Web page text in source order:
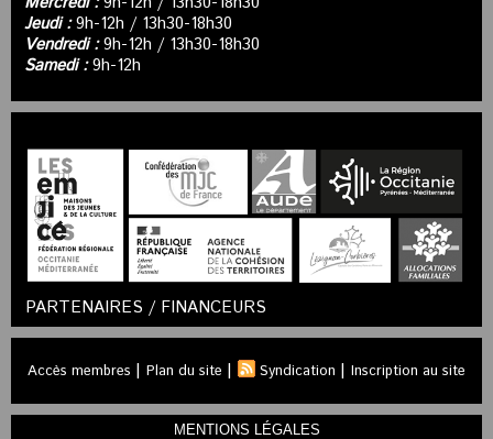
Jeudi :9h-12h / 13h30-18h30
Vendredi :9h-12h / 13h30-18h30
Samedi :9h-12h
PARTENAIRES / FINANCEURS
Accès membres | Plan du site | Syndication | Inscription au site
MENTIONS LÉGALES